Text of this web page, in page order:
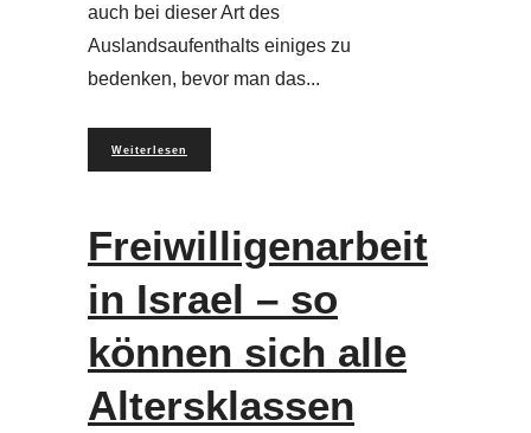
auch bei dieser Art des
Auslandsaufenthalts einiges zu
bedenken, bevor man das
Weiterlesen
Freiwilligenarbeit
in Israel – so
können sich alle
Altersklassen